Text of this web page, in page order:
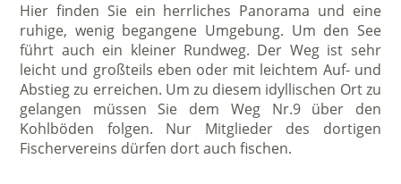
Hier finden Sie ein herrliches Panorama und eine
ruhige, wenig begangene Umgebung. Um den See
führt auch ein kleiner Rundweg. Der Weg ist sehr
leicht und großteils eben oder mit leichtem Auf- und
Abstieg zu erreichen. Um zu diesem idyllischen Ort zu
gelangen müssen Sie dem Weg Nr.9 über den
Kohlböden folgen. Nur Mitglieder des dortigen
Fischervereins dürfen dort auch fischen.